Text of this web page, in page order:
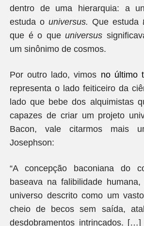
dentro de uma hierarquia: a
estuda o universus. Que estuda
que é o queuniversus
um sinônimo de cosmos.
Por outro lado, vimos no último
representa o lado feiticeiro da
lado que bebe dos alquimistas
capazes de criar um projeto
Bacon, vale citarmos mais
Josephson:
“A concepção baconiana do
baseava na falibilidade
universo descrito como um
cheio de becos sem saída,
desdobramentos intrincados.